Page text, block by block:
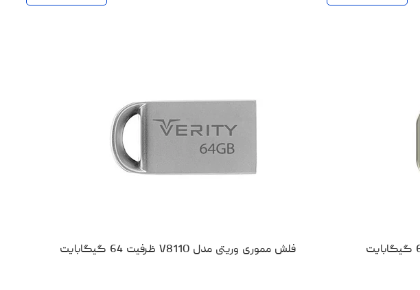
فلش مموری وریتی مدل V811O ظرفیت 64 گیگابایت